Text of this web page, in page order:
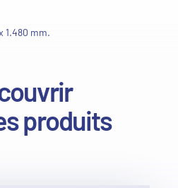
1.480 mm.
produits